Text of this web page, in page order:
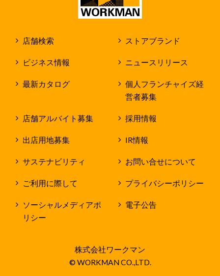
店舗検索 ストアブランド
ビジネス情報 ニュースリリース
最新カタログ
個人フランチャイズ経
営者募集
店舗アルバイト募集 採用情報
出店用地募集 IR情報
サステナビリティ お問い合せについて
ご利用に際して プライバシーポリシー
ソーシャルメディアポ
リシー
電子公告
株式会社ワークマン
© WORKMAN CO.,LTD.